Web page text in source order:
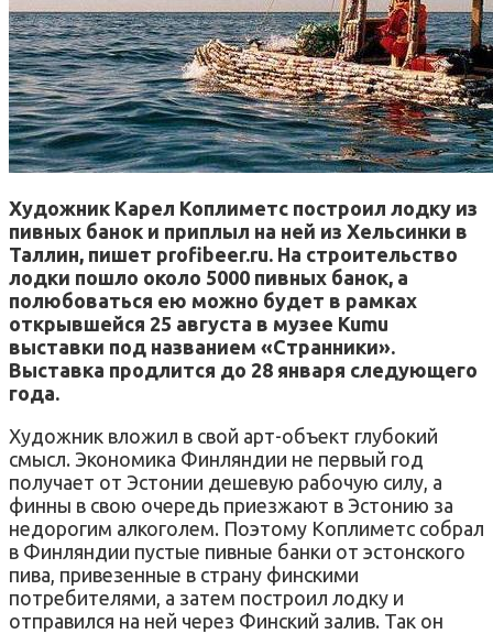
Художник Карел Коплиметс построил лодку из
пивных банок и приплыл на ней из Хельсинки в
Таллин, пишет profibeer.ru. На строительство
лодки пошло около 5000 пивных банок, а
полюбоваться ею можно будет в рамках
открывшейся 25 августа в музее Kumu
выставки под названием «Странники».
Выставка продлится до 28 января следующего
года.
Художник вложил в свой арт-объект глубокий
смысл. Экономика Финляндии не первый год
получает от Эстонии дешевую рабочую силу, а
финны в свою очередь приезжают в Эстонию за
недорогим алкоголем. Поэтому Коплиметс собрал
в Финляндии пустые пивные банки от эстонского
пива, привезенные в страну финскими
потребителями, а затем построил лодку и
отправился на ней через Финский залив. Так он